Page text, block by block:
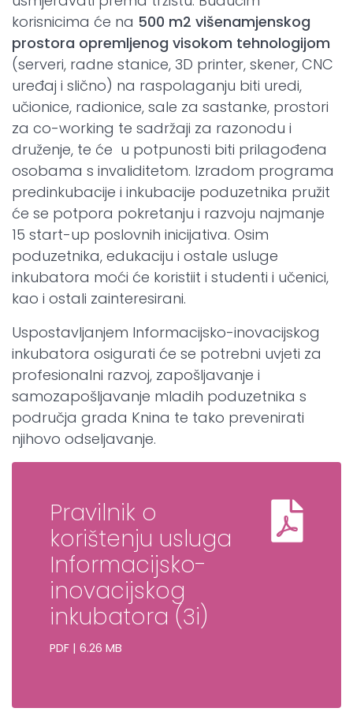
korisnicima će na 500 m2 višenamjenskog
prostora opremljenog visokom tehnologijom
(serveri, radne stanice, 3D printer, skener, CNC
uređaj i slično) na raspolaganju biti uredi,
učionice, radionice, sale za sastanke, prostori
za co-working te sadržaji za razonodu i
druženje, te će u potpunosti biti prilagođena
osobama s invaliditetom. Izradom programa
predinkubacije i inkubacije poduzetnika pružit
će se potpora pokretanju i razvoju najmanje
15 start-up poslovnih inicijativa. Osim
poduzetnika, edukaciju i ostale usluge
inkubatora moći će koristiit i studenti i učenici,
kao i ostali zainteresirani.
Uspostavljanjem Informacijsko-inovacijskog
inkubatora osigurati će se potrebni uvjeti za
profesionalni razvoj, zapošljavanje i
samozapošljavanje mladih poduzetnika s
područja grada Knina te tako prevenirati
njihovo odseljavanje.
Pravilnik o
korištenju usluga
Informacijsko-
inovacijskog
inkubatora (3i)
PDF | 6.26 MB